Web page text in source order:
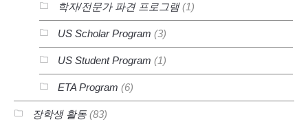
학자/전문가 파견 프로그램(1)
US Scholar Program (3)
US Student Program (1)
ETA Program (6)
장학생 활동 (83)